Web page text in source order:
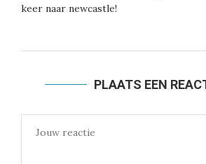
keer naar newcastle!
PLAATS EEN